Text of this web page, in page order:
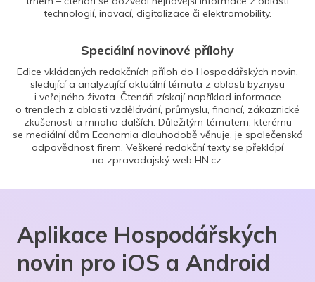
technologií, inovací, digitalizace či elektromobility.
Speciální novinové přílohy
Edice vkládaných redakčních příloh do Hospodářských novin,
sledující a analyzující aktuální témata z oblasti byznysu
i veřejného života. Čtenáři získají například informace
o trendech z oblasti vzdělávání, průmyslu, financí, zákaznické
zkušenosti a mnoha dalších. Důležitým tématem, kterému
se mediální dům Economia dlouhodobě věnuje, je společenská
odpovědnost firem. Veškeré redakční texty se překlápí
na zpravodajský web HN.cz.
Aplikace Hospodářských
novin pro iOS a Android